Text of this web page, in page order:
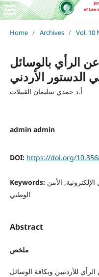
Home / Archives / Vol. 10
الرأي بالوسائل
الدستور الأردني
أ.د حمدي سليمان القبيلات
admin admin
DOI: https://doi.org/
Keywords: الأمن
الوطني
Abstract
ملخص
للأردنيين وبكافة الوسائل